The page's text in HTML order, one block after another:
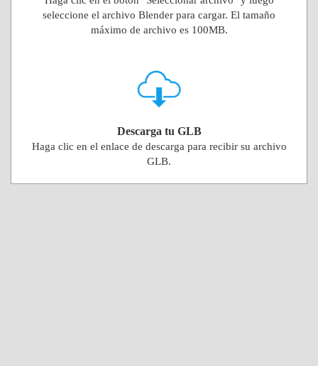
seleccione el archivo Blender para cargar. El tamaño
máximo de archivo es 100MB.
Descarga tu GLB
Haga clic en el enlace de descarga para recibir su archivo
GLB.